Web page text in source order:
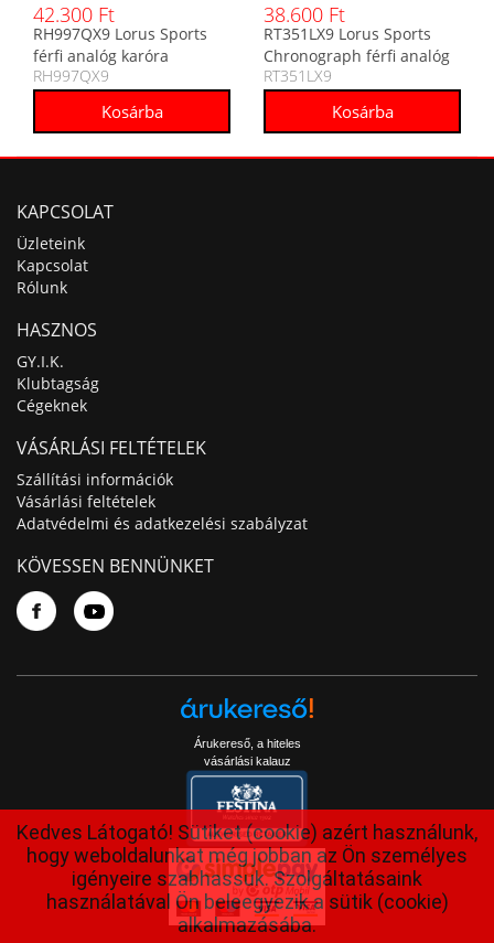
42.300 Ft
RH997QX9 Lorus Sports
férfi analóg karóra
RH997QX9
38.600 Ft
RT351LX9 Lorus Sports
Chronograph férfi analóg
karóra
RT351LX9
KAPCSOLAT
Üzleteink
Kapcsolat
Rólunk
HASZNOS
GY.I.K.
Klubtagság
Cégeknek
VÁSÁRLÁSI FELTÉTELEK
Szállítási információk
Vásárlási feltételek
Adatvédelmi és adatkezelési szabályzat
KÖVESSEN BENNÜNKET
Árukereső, a hiteles
vásárlási kalauz
Kedves Látogató! Sütiket (cookie) azért használunk,
hogy weboldalunkat még jobban az Ön személyes
igényeire szabhassuk. Szolgáltatásaink
használatával Ön beleegyezik a sütik (cookie)
alkalmazásába.